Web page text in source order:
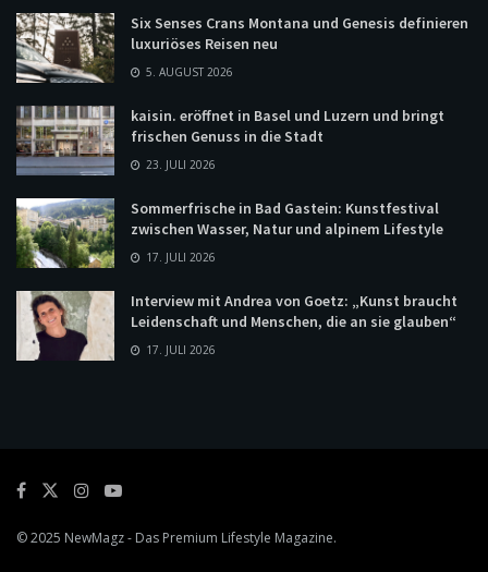
Six Senses Crans Montana und Genesis definieren
luxuriöses Reisen neu
5. AUGUST 2026
kaisin. eröffnet in Basel und Luzern und bringt
frischen Genuss in die Stadt
23. JULI 2026
Sommerfrische in Bad Gastein: Kunstfestival
zwischen Wasser, Natur und alpinem Lifestyle
17. JULI 2026
Interview mit Andrea von Goetz: „Kunst braucht
Leidenschaft und Menschen, die an sie glauben“
17. JULI 2026
© 2025 NewMagz- Das Premium Lifestyle Magazine.